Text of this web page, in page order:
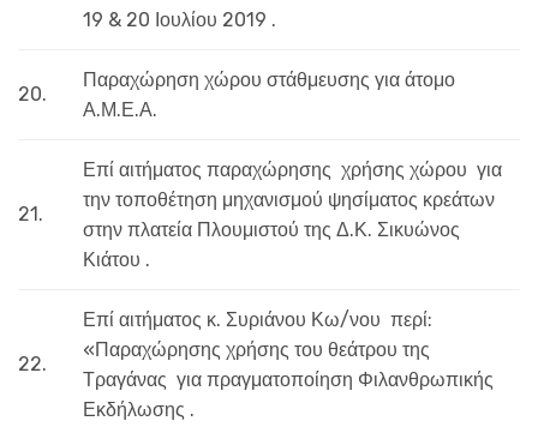
19 & 20 Ιουλίου 2019 .
20.
Παραχώρηση χώρου στάθμευσης για άτομο
Α.Μ.Ε.Α.
21.
Επί αιτήματος παραχώρησης χρήσης χώρου για
την τοποθέτηση μηχανισμού ψησίματος κρεάτων
στην πλατεία Πλουμιστού της Δ.Κ. Σικυώνος
Κιάτου .
22.
Επί αιτήματος κ. Συριάνου Κω/νου περί:
«Παραχώρησης χρήσης του θεάτρου της
Τραγάνας για πραγματοποίηση Φιλανθρωπικής
Εκδήλωσης .